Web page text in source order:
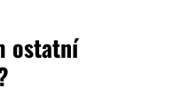
ostatní